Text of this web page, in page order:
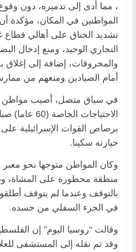
، مما أدى إلى تدميره، دون
المواطنين في المكان، مؤكدة
تشديد الخناق على أهالي قطاع
التجاري الوحيد، ومنع إدخال
والمحروقات، إضافة إلى
أمام الصيادين ومنعهم من
في سياق متصل، أصيب
الاحتياجات
برصاص القوات الإسرائيلية
حيازته سكينا.
وكان المواطن متوجها نحو
منطقة محظورة على المشاة،
بالتوقف وعندما لم يتوقف
في الجزء السفلي من جسده.
وقالت “روسيا اليوم” إن
وقد تم نقله إلى المستشفى